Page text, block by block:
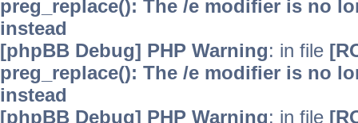
preg_replace(): The /e modifier is no
instead
[phpBB Debug] PHP Warning: in file
preg_replace(): The /e modifier is no
instead
[phpBB Debug] PHP Warning: in file